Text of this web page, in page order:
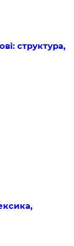
структура,